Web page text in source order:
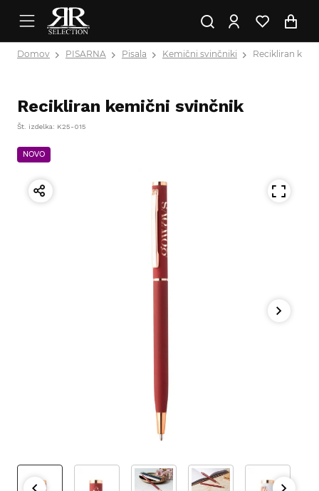
Domov PISARNA Pisala Kemični svinčniki Recikliran
Recikliran kemični svinčnik
Št. izdelka: K25-015
NOVO